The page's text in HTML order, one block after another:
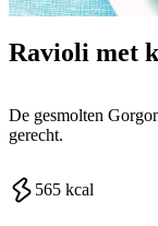
Ravioli met
De gesmolten
gerecht.
565 kcal